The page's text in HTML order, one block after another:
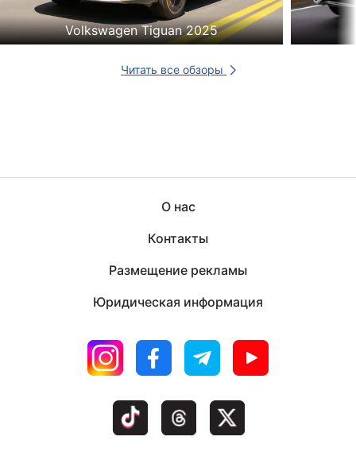
Volkswagen Tiguan 2025
Читать все обзоры
О нас
Контакты
Размещение рекламы
Юридическая информация